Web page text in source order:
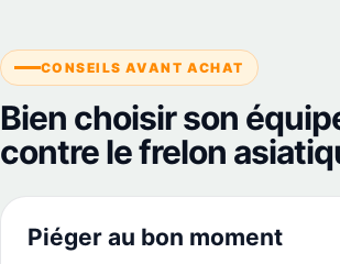
CONSEILS AVANT ACHAT
Bien choisir son
contre le frelon
Piéger au bon moment